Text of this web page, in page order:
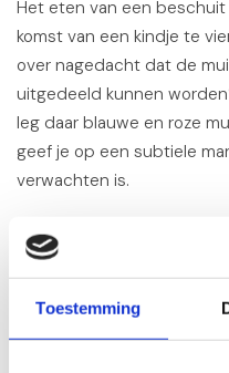
Toestemming
Het eten van een
komst van een kindje te
over nagedacht dat de
uitgedeeld kunnen
leg daar blauwe en roze
geef je op een subtiele
verwachten is.
Bij een zwangerschap
zoek naar een
In ons volgend blog gaan